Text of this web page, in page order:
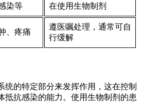
染等
在使用生物制剂
、疼痛
遵医嘱处理，通常可自
行缓解
统的特定部分来发挥作用，这在控制
抵抗感染的能力。使用生物制剂的患